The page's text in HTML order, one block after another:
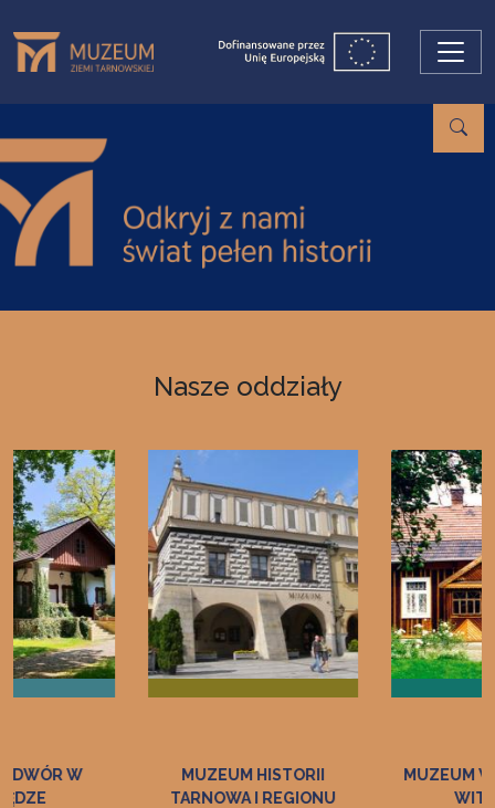
Nasze oddziały
MUZEUM HISTORII
TARNOWA I REGIONU
MUZEUM WINCENTEGO